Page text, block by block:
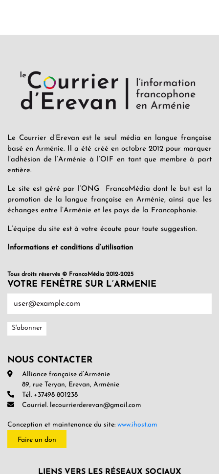
Le Courrier d’Erevan est le seul média en langue française
basé en Arménie. Il a été créé en octobre 2012 pour marquer
l’adhésion de l’Arménie à l’OIF en tant que membre à part
entière.
Le site est géré par l’ONG FrancoMédia dont le but est la
promotion de la langue française en Arménie, ainsi que les
échanges entre l’Arménie et les pays de la Francophonie.
L’équipe du site est à votre écoute pour toute suggestion.
Informations et conditions d’utilisation
Tous droits réservés © FrancoMédia 2012-2025
VOTRE FENÊTRE SUR L’ARMENIE
NOUS CONTACTER
Alliance française d’Arménie
89, rue Teryan, Erevan, Arménie
Tél. +37498 801238
Courriel. lecourrierderevan@gmail.com
Conception et maintenance du site: www.ihost.am
Faire un don
LIENS VERS LES RÉSEAUX SOCIAUX